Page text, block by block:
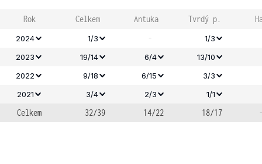
Rok Celkem Antuka Tvrdý p.
2024 1/3 -
1/3
2023
19/14 6/4
13/10
2022
9/18 6/15
3/3
2021
3/4 2/3 1/1
Celkem 32/39 14/22 18/17